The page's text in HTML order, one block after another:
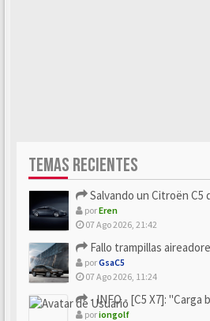
TEMAS RECIENTES
Salvando un Citroën C5 del
porEren
07 Ago 2026, 21:42
Fallo trampillas
porGsaC5
07 Ago 2026, 11:24
- INFO - [C5 X7]: "Carga
poriongolf